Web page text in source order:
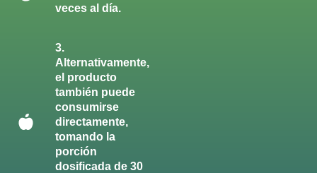
veces al día.
3.
Alternativamente,
el producto
también puede
consumirse
directamente,
tomando la
porción
dosificada de 30